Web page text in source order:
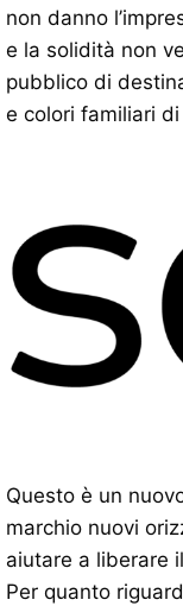
non danno
e la solidità non
pubblico di
e colori familiari
Questo è un
marchio nuovi
aiutare a liberare
Per quanto